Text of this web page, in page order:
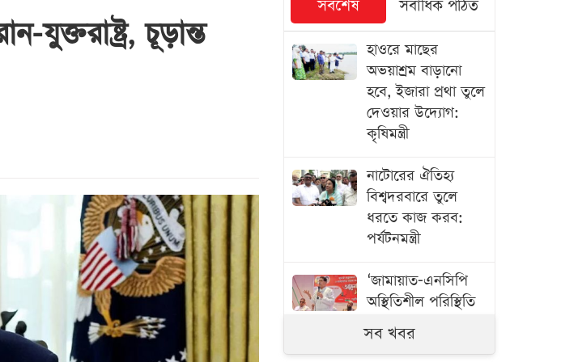
চূড়ান্ত
সর্বশেষ সর্বাধিক পঠিত
হাওরে মাছের
অভয়াশ্রম বাড়ানো
হবে, ইজারা প্রথা তুলে
দেওয়ার উদ্যোগ:
কৃষিমন্ত্রী
নাটোরের ঐতিহ্য
বিশ্বদরবারে তুলে
ধরতে কাজ করব:
পর্যটনমন্ত্রী
‘জামায়াত-এনসিপি
অস্থিতিশীল পরিস্থিতি
তৈরি করতে চায়’
সব খবর